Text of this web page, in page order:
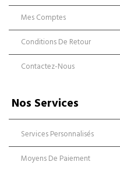
Mes Comptes
Conditions De Retour
Contactez-Nous
Nos Services
Services Personnalisés
Moyens De Paiement